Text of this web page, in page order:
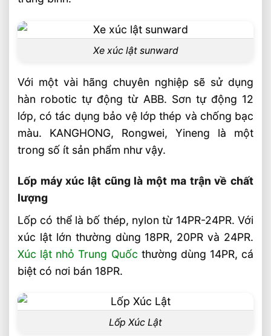
Xe xúc lật sunward
Với một vài hãng chuyên nghiệp sẽ sử dụng
hàn robotic tự động từ ABB. Sơn tự động 12
lớp, có tác dụng bảo vệ lớp thép và chống bạc
màu. KANGHONG, Rongwei, Yineng là một
trong số ít sản phẩm như vậy.
Lốp máy xúc lật cũng là một ma trận về chất
lượng
Lốp có thể là bố thép, nylon từ 14PR-24PR. Với
xúc lật lớn thường dùng 18PR, 20PR và 24PR.
Xúc lật nhỏ Trung Quốc thường dùng 14PR, cá
biệt có nơi bán 18PR.
Lốp Xúc Lật